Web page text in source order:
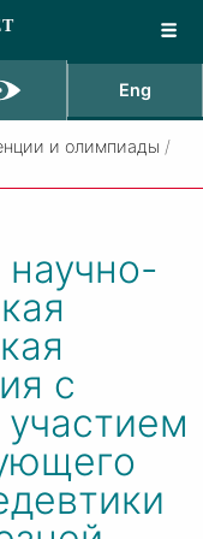
Eng
и олимпиады /
с